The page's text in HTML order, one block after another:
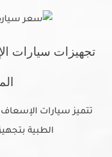
تجهيزات سيارات
تتميز سيارات
الطبية